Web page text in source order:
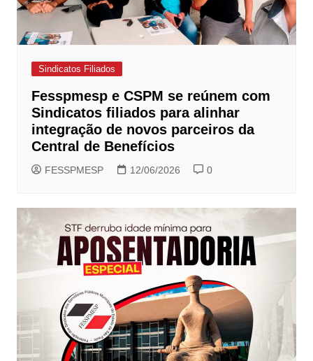
Sindicatos Filiados
Fesspmesp e CSPM se reúnem com
Sindicatos filiados para alinhar
integração de novos parceiros da
Central de Benefícios
FESSPMESP 12/06/2026 0